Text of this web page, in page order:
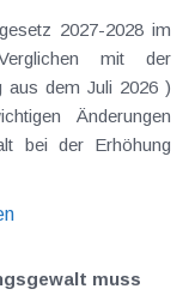
2027-2028 im
mit der
aus dem Juli 2026 )
Änderungen
muss